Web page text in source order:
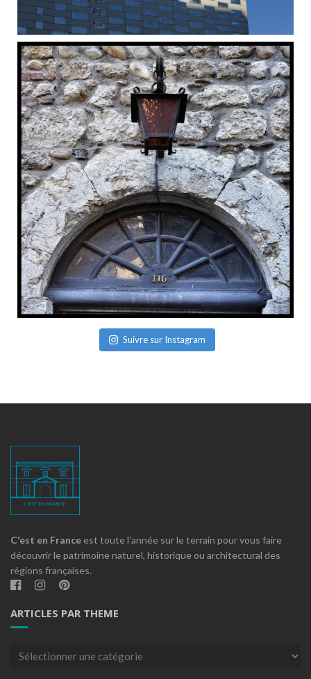
Suivre sur Instagram
C'est en France est toute l'année sur le terrain pour vous faire
découvrir le patrimoine naturel, historique ou architectural des
régions françaises.
ARTICLES PAR THEME
Articles